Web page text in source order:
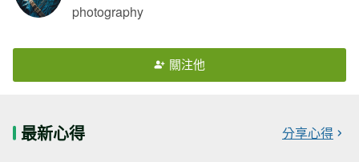
photography
關注他
最新心得 分享心得